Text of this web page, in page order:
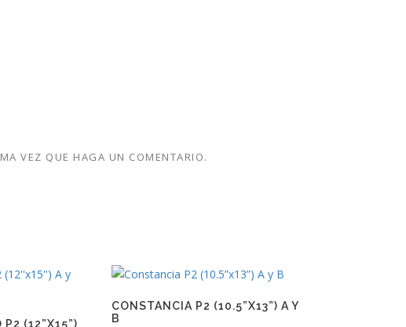
VEZ QUE HAGA UN COMENTARIO.
P2 (12”X15”)
CONSTANCIA P2 (10.5”X13”) A Y
B